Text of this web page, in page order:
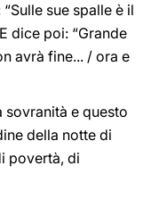
sue spalle è il
dice poi: “Grande
avrà fine... / ora e
sovranità e questo
della notte di
povertà, di